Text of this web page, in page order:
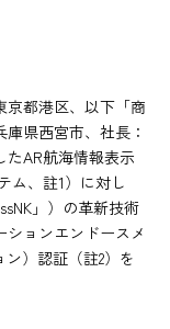
京都港区、以下「商
県西宮市、社長：
AR航海情報表示
ム、註1）に対し
」）の革新技術
ョンエンドースメ
）認証（註2）を